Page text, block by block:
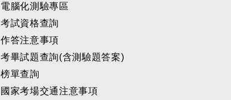
電腦化測驗專區
考試資格查詢
作答注意事項
考畢試題查詢(含測驗題答案)
榜單查詢
國家考場交通注意事項